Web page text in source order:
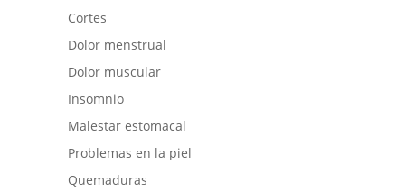
Cortes
Dolor menstrual
Dolor muscular
Insomnio
Malestar estomacal
Problemas en la piel
Quemaduras